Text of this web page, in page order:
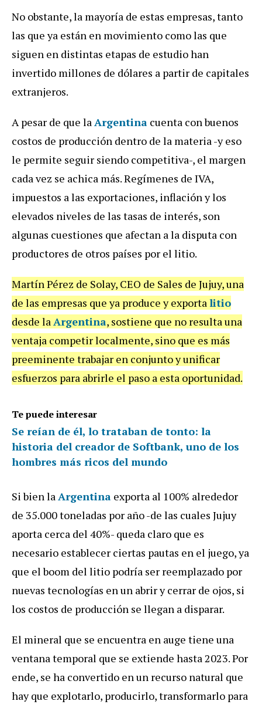
No obstante, la mayoría de estas empresas, tanto
las que ya están en movimiento como las que
siguen en distintas etapas de estudio han
invertido millones de dólares a partir de capitales
extranjeros.
A pesar de que laArgentina cuenta con buenos
costos de producción dentro de la materia -y eso
le permite seguir siendo competitiva-, el margen
cada vez se achica más. Regímenes de IVA,
impuestos a las exportaciones, inflación y los
elevados niveles de las tasas de interés, son
algunas cuestiones que afectan a la disputa con
productores de otros países por el litio.
Martín Pérez de Solay, CEO de Sales de Jujuy, una
de las empresas que ya produce y exportalitio
desde laArgentina, sostiene que no resulta una
ventaja competir localmente, sino que es más
preeminente trabajar en conjunto y unificar
esfuerzos para abrirle el paso a esta oportunidad.
Te puede interesar
Se reían de él, lo trataban de tonto: la
historia del creador de Softbank, uno de los
hombres más ricos del mundo
Si bien laArgentina exporta al 100% alrededor
de 35.000 toneladas por año -de las cuales Jujuy
aporta cerca del 40%- queda claro que es
necesario establecer ciertas pautas en el juego, ya
que el boom del litio podría ser reemplazado por
nuevas tecnologías en un abrir y cerrar de ojos, si
los costos de producción se llegan a disparar.
El mineral que se encuentra en auge tiene una
ventana temporal que se extiende hasta 2023. Por
ende, se ha convertido en un recurso natural que
hay que explotarlo, producirlo, transformarlo para